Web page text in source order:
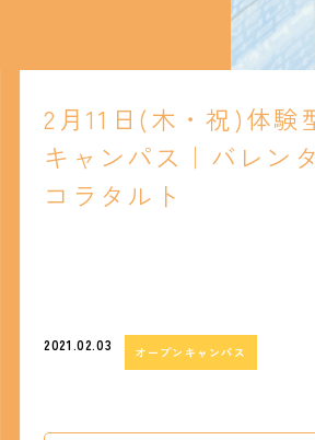
2月11日(木・祝)体験
キャンパス｜バレン
コラタルト
2021.02.03 オープンキャンパス